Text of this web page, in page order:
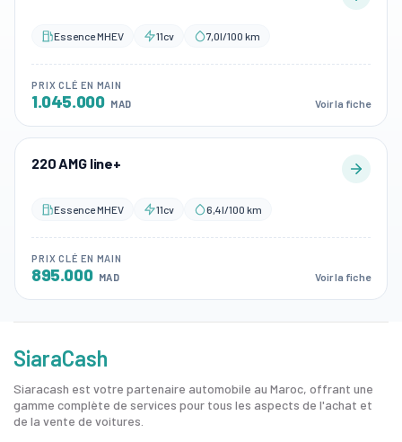
Essence MHEV 11cv 7,0l/100 km
PRIX CLÉ EN MAIN
1.045.000 MAD Voir la fiche
220 AMG line+
Essence MHEV 11cv 6,4l/100 km
PRIX CLÉ EN MAIN
895.000 MAD Voir la fiche
SiaraCash
Siaracash est votre partenaire automobile au Maroc, offrant une
gamme complète de services pour tous les aspects de l'achat et
de la vente de voitures.